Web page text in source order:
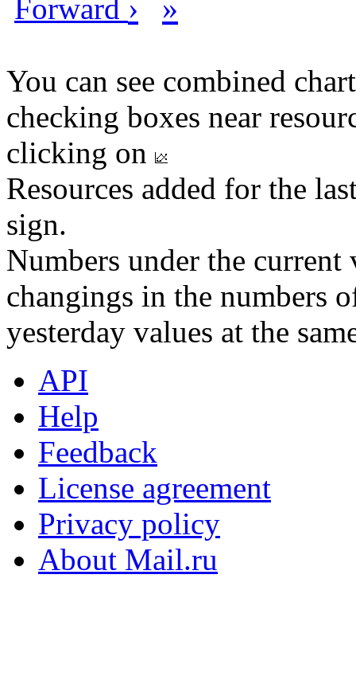
Forward › »
You can see combined
checking boxes near
clicking on
Resources added for the
sign.
Numbers under the
changings in the numbers
yesterday values at the
API
Help
Feedback
License agreement
Privacy policy
About Mail.ru